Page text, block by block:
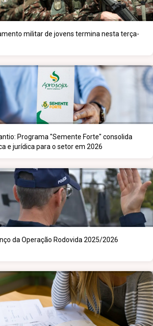
militar de jovens termina nesta terça-
Programa "Semente Forte" consolida
e jurídica para o setor em 2026
da Operação Rodovida 2025/2026